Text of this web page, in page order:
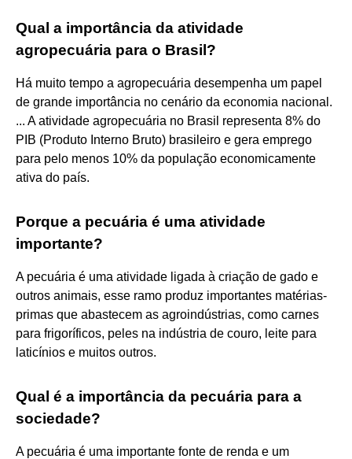
Qual a importância da atividade
agropecuária para o Brasil?
Há muito tempo a agropecuária desempenha um papel
de grande importância no cenário da economia nacional.
... A atividade agropecuária no Brasil representa 8% do
PIB (Produto Interno Bruto) brasileiro e gera emprego
para pelo menos 10% da população economicamente
ativa do país.
Porque a pecuária é uma atividade
importante?
A pecuária é uma atividade ligada à criação de gado e
outros animais, esse ramo produz importantes matérias-
primas que abastecem as agroindústrias, como carnes
para frigoríficos, peles na indústria de couro, leite para
laticínios e muitos outros.
Qual é a importância da pecuária para a
sociedade?
A pecuária é uma importante fonte de renda e um